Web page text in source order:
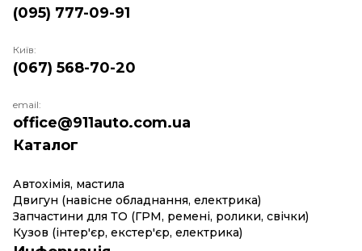
Каталог
Автохімія, мастила
Двигун (навісне обладнання, електрика)
Запчастини для ТО (ГРМ, ремені, ролики, свічки)
Кузов (інтер'єр, екстер'єр, електрика)
(095) 777-09-91
Київ:
(067) 568-70-20
email:
office@911auto.com.ua